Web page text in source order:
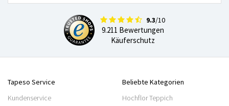
9.3/10
9.211 Bewertungen
Käuferschutz
Tapeso Service
Kundenservice
Beliebte Kategorien
Hochflor Teppich